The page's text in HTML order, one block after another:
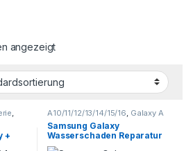
angezeigt
,
+
A10/11/12/13/14/15/16, Galaxy A
Serie Samsung Smartphone
Reparatur
Samsung Galaxy
Wasserschaden Reparatur